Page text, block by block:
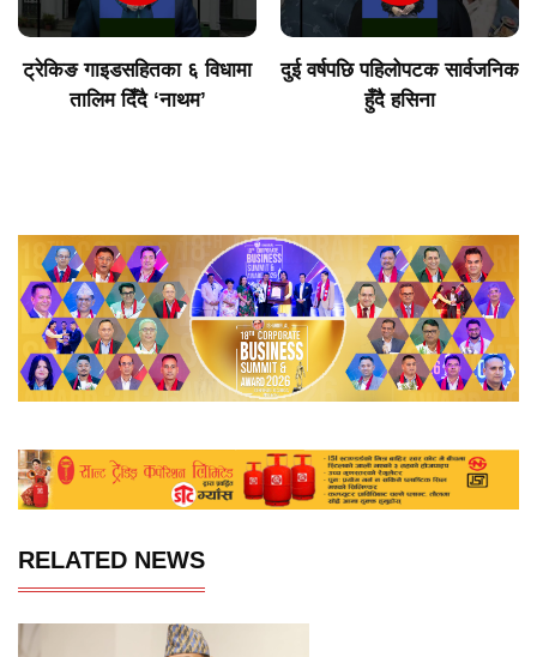
ट्रेकिङ गाइडसहितका ६ विधामा
तालिम दिँदै ‘नाथम’
दुई वर्षपछि पहिलोपटक सार्वजनिक
हुँदै हसिना
RELATED NEWS